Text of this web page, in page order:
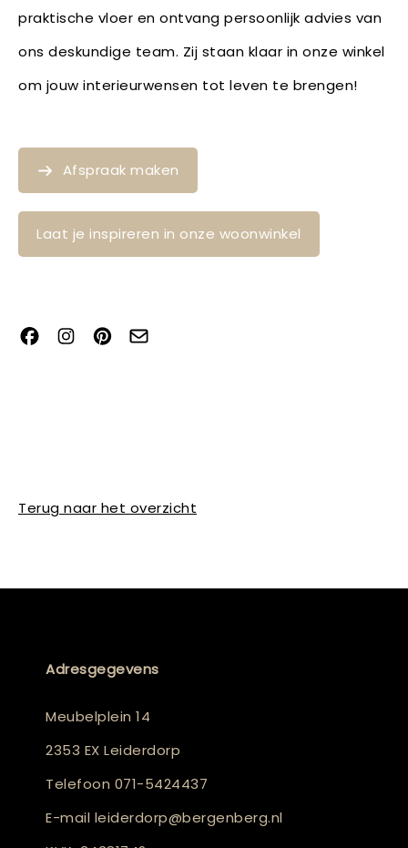
praktische vloer en ontvang persoonlijk advies van
ons deskundige team. Zij staan klaar in onze winkel
om jouw interieurwensen tot leven te brengen!
Afspraak maken
Laat je inspireren in onze woonwinkel
Terug naar het overzicht
Adresgegevens
Meubelplein 14
2353 EX Leiderdorp
Telefoon 071-5424437
E-mail leiderdorp@bergenberg.nl